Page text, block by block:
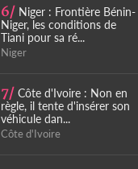
6/ Niger : Frontière Bénin-
Niger, les conditions de
Tiani pour sa ré...
Niger
7/ Côte d'Ivoire : Non en
règle, il tente d'insérer son
véhicule dan...
Côte d'Ivoire